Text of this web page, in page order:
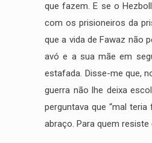
que fazem. E se o
com os prisioneiros da
que a vida de Fawaz não
avó e a sua mãe em
estafada. Disse-me que,
guerra não lhe deixa
perguntava que “mal
abraço. Para quem
Correio